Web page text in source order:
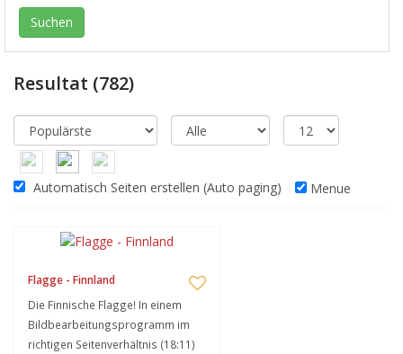
Resultat (782)
Automatisch Seiten erstellen (Auto paging) Menue
Flagge - Finnland
Die Finnische Flagge! In einem
Bildbearbeitungsprogramm im
richtigen Seitenverhältnis (18:11)